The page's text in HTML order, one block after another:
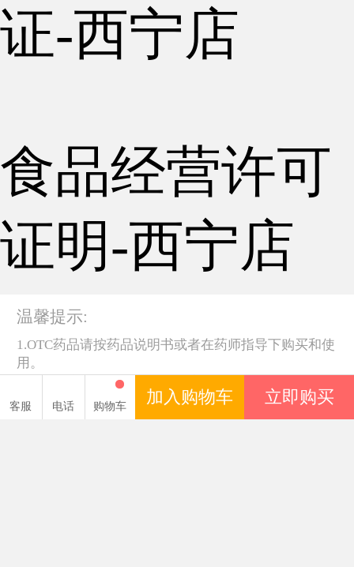
客服 电话 购物车 加入购物车 立即购买
证-西宁店
食品经营许可
证明-西宁店
温馨提示:
1.OTC药品请按药品说明书或者在药师指导下购买和使
用。
2.购买医疗器械，请仔细阅读产品说明书或者在医务人
员的指导下购买和使用，禁忌内容或者注意事项详见